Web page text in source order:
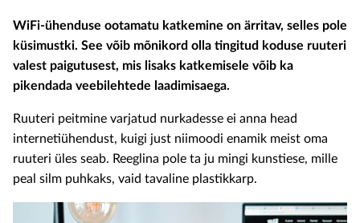
WiFi-ühenduse ootamatu katkemine on ärritav, selles pole
küsimustki. See võib mõnikord olla tingitud koduse ruuteri
valest paigutusest, mis lisaks katkemisele võib ka
pikendada veebilehtede laadimisaega.
Ruuteri peitmine varjatud nurkadesse ei anna head
internetiühendust, kuigi just niimoodi enamik meist oma
ruuteri üles seab. Reeglina pole ta ju mingi kunstiese, mille
peal silm puhkaks, vaid tavaline plastikkarp.